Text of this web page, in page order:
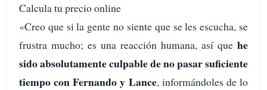
Calcula tu precio online
«Creo que si la gente no siente que se les escucha, se
frustra mucho; es una reacción humana, así que he
sido absolutamente culpable de no pasar suficiente
tiempo con Fernando y Lance, informándoles de lo